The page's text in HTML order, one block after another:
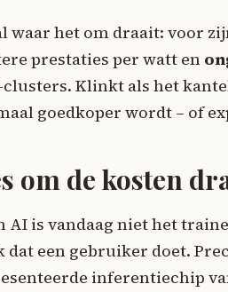
waar het om draait: voor
prestaties per watt en
clusters. Klinkt als het
goedkoper wordt – of
om de kosten
AI is vandaag niet het
een gebruiker doet.
inferentiechip